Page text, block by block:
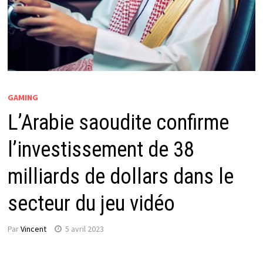
GAMING
L’Arabie saoudite confirme
l’investissement de 38
milliards de dollars dans le
secteur du jeu vidéo
ParVincent 5 avril 2023